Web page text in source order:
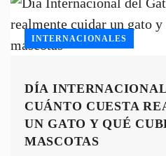
DÍA
CUÁNTO CUESTA
UN GATO Y QUÉ